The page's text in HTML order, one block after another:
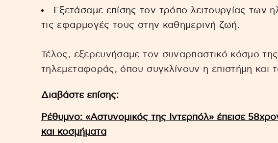
Εξετάσαμε επίσης τον τρόπο λειτουργίας των
τις εφαρμογές τους στην καθημερινή ζωή.
Τέλος, εξερευνήσαμε τον συναρπαστικό κόσμο
τηλεμεταφοράς, όπου συγκλίνουν η επιστήμη και
Διαβάστε επίσης:
Ρέθυμνο: «Αστυνομικός της Ιντερπόλ» έπεισε
και κοσμήματα